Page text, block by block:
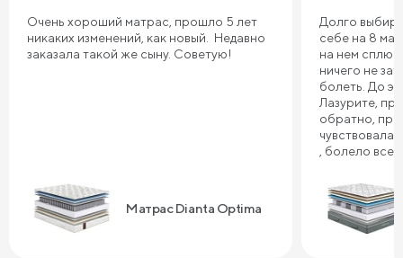
Очень хороший матрас, прошло 5 лет
никаких изменений, как новый. Недавно
заказала такой же сыну. Советую!
Матрас Dianta Optima
Долго
себе на 8
на нем сплю.
ничего не
болеть. До
Лазурите,
обратно,
чувствовала
, болело все
Сонум к
дня .